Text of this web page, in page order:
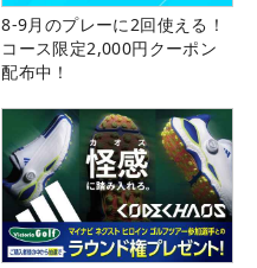
8-9月のプレーに2回使える！
コース限定2,000円クーポン
配布中！